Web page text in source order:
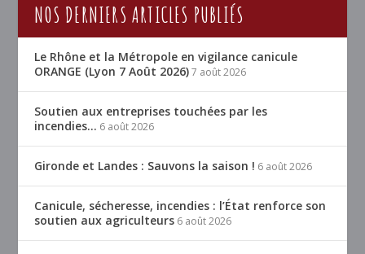
NOS DERNIERS ARTICLES PUBLIÉS
Le Rhône et la Métropole en vigilance canicule
ORANGE (Lyon 7 Août 2026) 7 août 2026
Soutien aux entreprises touchées par les
incendies… 6 août 2026
Gironde et Landes : Sauvons la saison ! 6 août 2026
Canicule, sécheresse, incendies : l’État renforce son
soutien aux agriculteurs 6 août 2026